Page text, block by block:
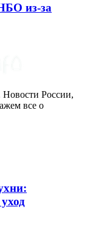
из-за
Новости России,
все о